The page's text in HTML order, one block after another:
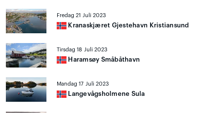
Fredag 21 Juli 2023
Kranaskjæret Gjestehavn Kristiansund
Tirsdag 18 Juli 2023
Haramsøy Småbåthavn
Mandag 17 Juli 2023
Langevågsholmene Sula